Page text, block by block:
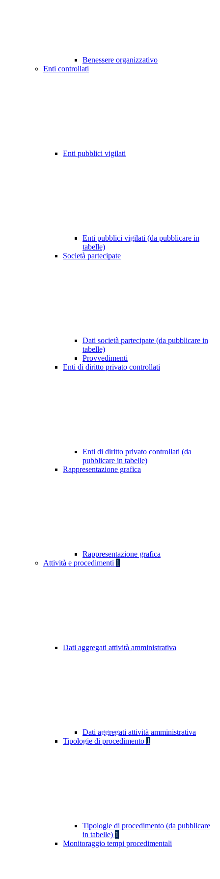
Benessere organizzativo
Enti controllati
Enti pubblici vigilati
Enti pubblici vigilati (da pubblicare in
tabelle)
Società partecipate
Dati società partecipate (da pubblicare in
tabelle)
Provvedimenti
Enti di diritto privato controllati
Enti di diritto privato controllati (da
pubblicare in tabelle)
Rappresentazione grafica
Rappresentazione grafica
Attività e procedimenti 1
Dati aggregati attività amministrativa
Dati aggregati attività amministrativa
Tipologie di procedimento 1
Tipologie di procedimento (da pubblicare
in tabelle) 1
Monitoraggio tempi procedimentali